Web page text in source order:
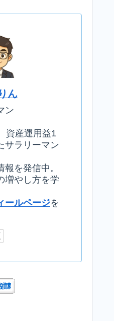
ん
ン
資産運用益1
サラリーマン
を発信中。
増やし方を学
ールページを